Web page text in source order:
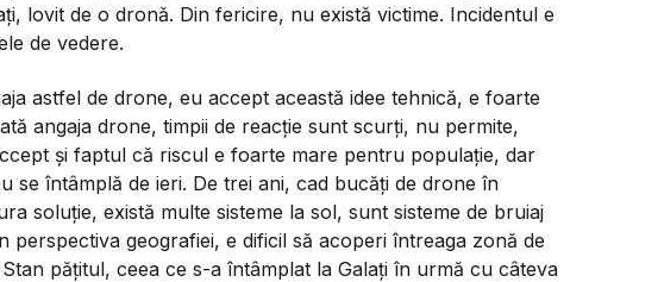
lovit de o dronă. Din fericire, nu există victime. Incidentul e
de vedere.
astfel de drone, eu accept această idee tehnică, e foarte
angaja drone, timpii de reacție sunt scurți, nu permite,
și faptul că riscul e foarte mare pentru populație, dar
se întâmplă de ieri. De trei ani, cad bucăți de drone în
soluție, există multe sisteme la sol, sunt sisteme de bruiaj
perspectiva geografiei, e dificil să acoperi întreaga zonă de
pățitul, ceea ce s-a întâmplat la Galați în urmă cu câteva